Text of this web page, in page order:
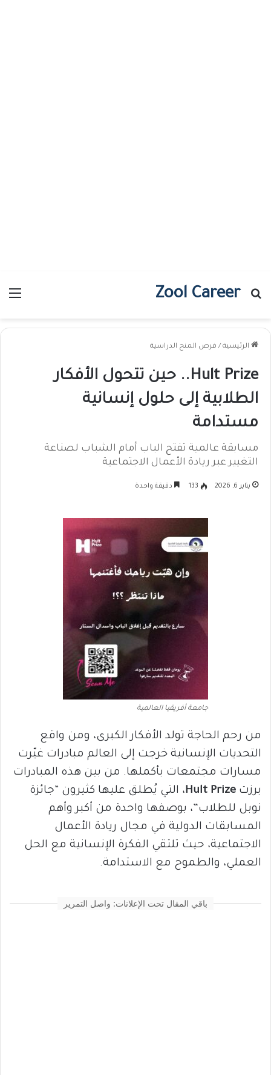
Zool Career
بحث عن
الرئيسية / فرص المنح الدراسية
Hult Prize.. حين تتحول الأفكار
الطلابية إلى حلول إنسانية
مستدامة
مسابقة عالمية تفتح الباب أمام الشباب لصناعة
التغيير عبر ريادة الأعمال الاجتماعية
يناير 6, 2026 133 دقيقة واحدة
جامعة أفريقيا العالمية
من رحم الحاجة تولد الأفكار الكبرى، ومن واقع
التحديات الإنسانية خرجت إلى العالم مبادرات غيّرت
مسارات مجتمعات بأكملها. من بين هذه المبادرات
برزت Hult Prize، التي يُطلق عليها كثيرون “جائزة
نوبل للطلاب”، بوصفها واحدة من أكبر وأهم
المسابقات الدولية في مجال ريادة الأعمال
الاجتماعية، حيث تلتقي الفكرة الإنسانية مع الحل
العملي، والطموح مع الاستدامة.
باقي المقال تحت الإعلانات: واصل التمرير